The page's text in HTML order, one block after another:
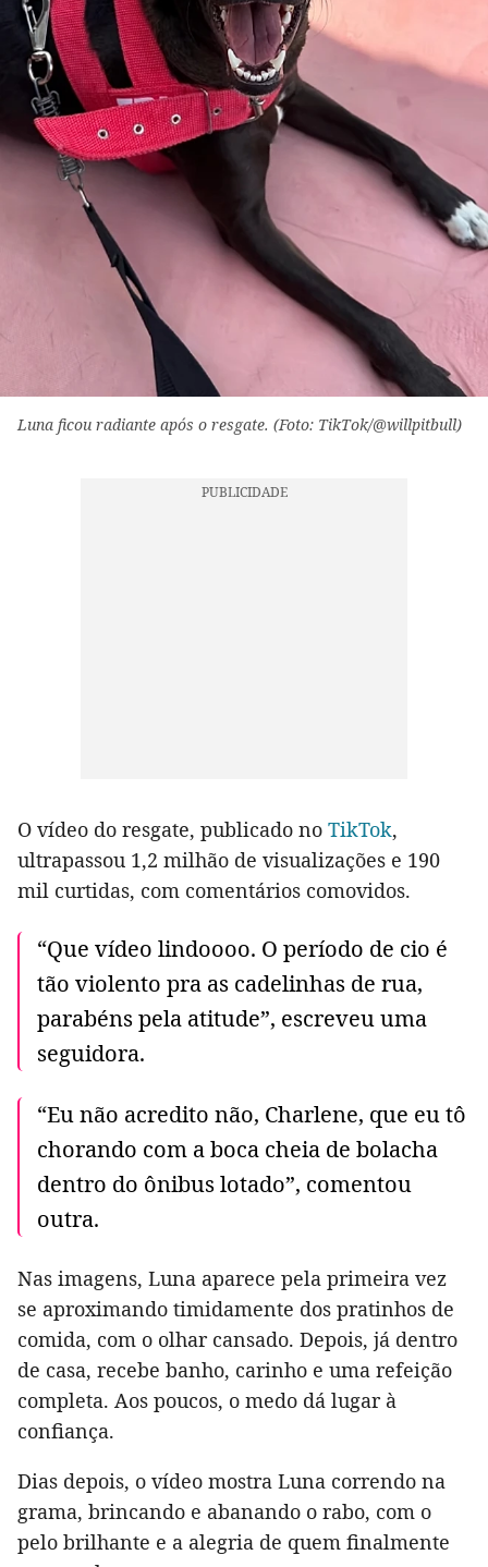
Luna ficou radiante após o resgate. (Foto: TikTok/@willpitbull)
O vídeo do resgate, publicado no TikTok,
ultrapassou 1,2 milhão de visualizações e 190
mil curtidas, com comentários comovidos.
“Que vídeo lindoooo. O período de cio é
tão violento pra as cadelinhas de rua,
parabéns pela atitude”, escreveu uma
seguidora.
“Eu não acredito não, Charlene, que eu tô
chorando com a boca cheia de bolacha
dentro do ônibus lotado”, comentou
outra.
Nas imagens, Luna aparece pela primeira vez
se aproximando timidamente dos pratinhos de
comida, com o olhar cansado. Depois, já dentro
de casa, recebe banho, carinho e uma refeição
completa. Aos poucos, o medo dá lugar à
confiança.
Dias depois, o vídeo mostra Luna correndo na
grama, brincando e abanando o rabo, com o
pelo brilhante e a alegria de quem finalmente